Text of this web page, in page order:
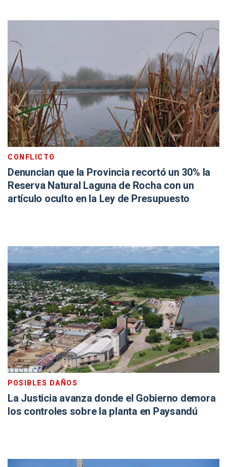
CONFLICTO
Denuncian que la Provincia recortó un 30% la
Reserva Natural Laguna de Rocha con un
artículo oculto en la Ley de Presupuesto
POSIBLES DAÑOS
La Justicia avanza donde el Gobierno demora
los controles sobre la planta en Paysandú